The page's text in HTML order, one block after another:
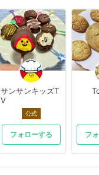
サンサンキッズT
V
公式
フォローする フ